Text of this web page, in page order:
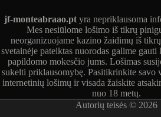
jf-monteabraao.ptyra nepriklausoma
Mes nesiūlome lošimo iš tikrų
neorganizuojame kazino žaidimų iš
svetainėje pateiktas nuorodas galime
papildomo mokesčio jums. Lošimas
sukelti priklausomybę. Pasitikrinkite savo
internetinių lošimų ir visada žaiskite
nuo 18 metų.
Autorių teisės © 2026